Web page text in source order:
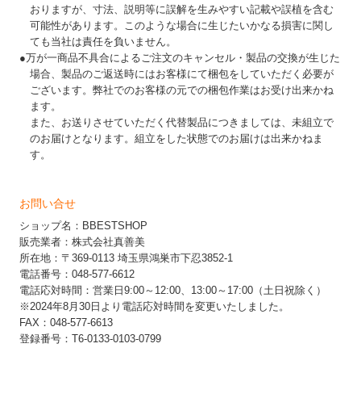
おりますが、寸法、説明等に誤解を生みやすい記載や誤植を含む
可能性があります。このような場合に生じたいかなる損害に関し
ても当社は責任を負いません。
●万が一商品不具合によるご注文のキャンセル・製品の交換が生じた
場合、製品のご返送時にはお客様にて梱包をしていただく必要が
ございます。弊社でのお客様の元での梱包作業はお受け出来かね
ます。
また、お送りさせていただく代替製品につきましては、未組立で
のお届けとなります。組立をした状態でのお届けは出来かねま
す。
お問い合せ
ショップ名：BBESTSHOP
販売業者：株式会社真善美
所在地：〒369-0113 埼玉県鴻巣市下忍3852-1
電話番号：048-577-6612
電話応対時間：営業日9:00～12:00、13:00～17:00（土日祝除く）
※2024年8月30日より電話応対時間を変更いたしました。
FAX：048-577-6613
登録番号：T6-0133-0103-0799